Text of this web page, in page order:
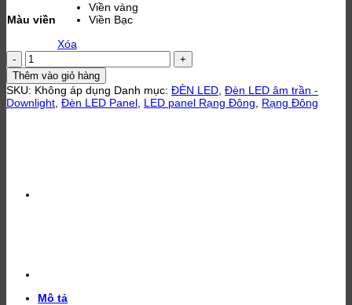
Màu viền
Viền vàng
Viền Bạc
Xóa
Đèn
LED
Panel
âm
trần
Đông
Thêm vào giỏ hàng
SKU: Không áp dụng Danh mục: ĐÈN LED Đèn LED âm trần -
Downlight Đèn LED Panel LED panel Rạng Đông Rạng Đông
Mô tả